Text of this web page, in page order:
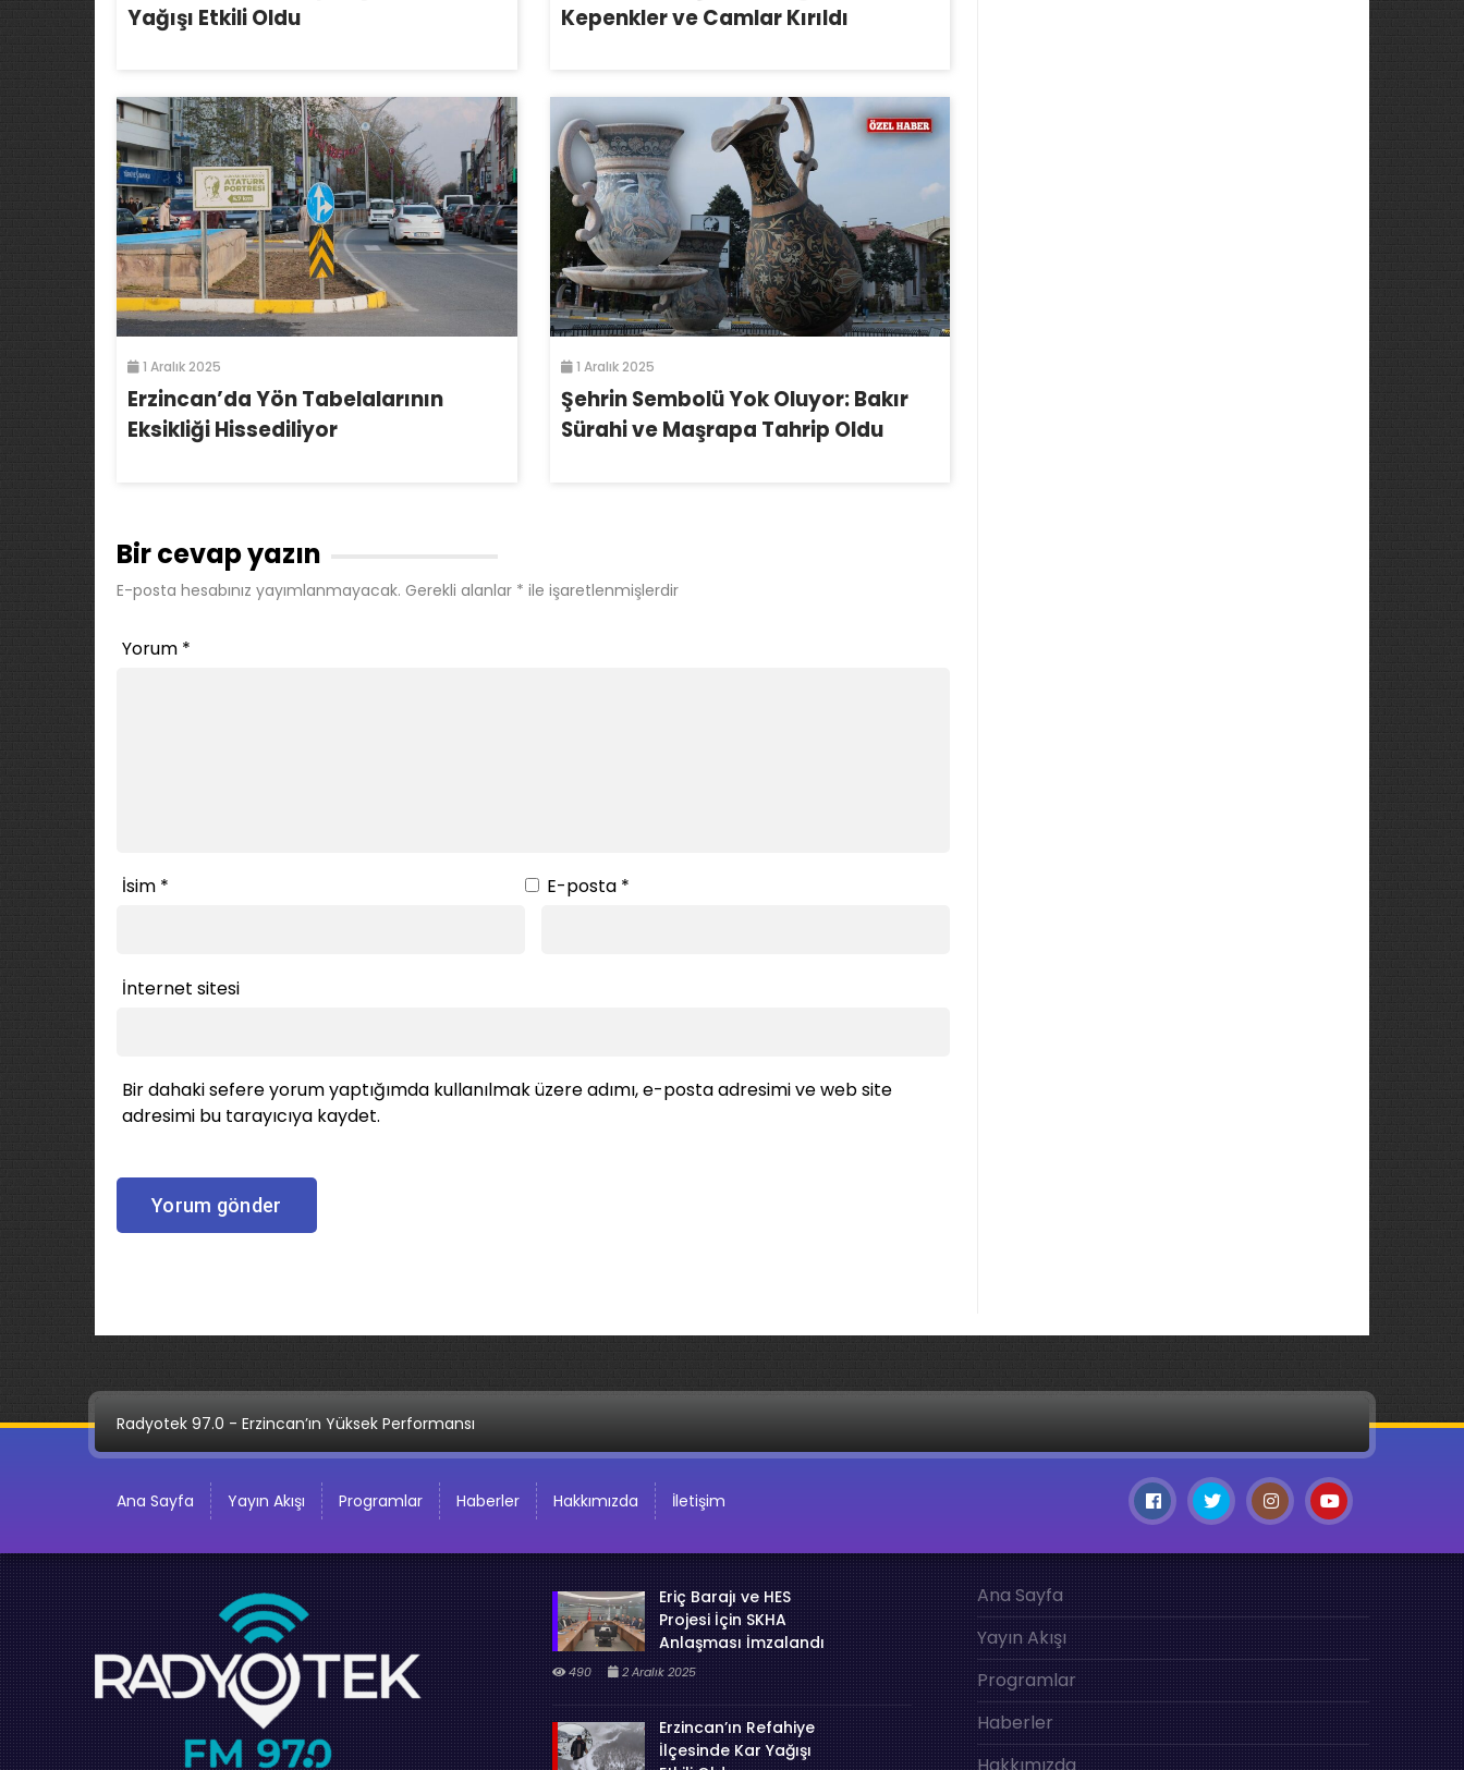
Yağışı Etkili Oldu
Kepenkler ve Camlar Kırıldı
1 Aralık 2025
Erzincan’da Yön Tabelalarının
Eksikliği Hissediliyor
1 Aralık 2025
Şehrin Sembolü Yok Oluyor: Bakır
Sürahi ve Maşrapa Tahrip Oldu
Bir cevap yazın
E-posta hesabınız yayımlanmayacak. Gerekli alanlar * ile işaretlenmişlerdir
Yorum *
İsim * E-posta *
İnternet sitesi
Bir dahaki sefere yorum yaptığımda kullanılmak üzere adımı, e-posta adresimi ve web site
adresimi bu tarayıcıya kaydet.
Radyotek 97.0 - Erzincan’ın Yüksek Performansı
Ana Sayfa Yayın Akışı Programlar Haberler Hakkımızda İletişim
Eriç Barajı ve HES
Projesi İçin SKHA
Anlaşması İmzalandı
490 2 Aralık 2025
Erzincan’ın Refahiye
İlçesinde Kar Yağışı
Ana Sayfa
Yayın Akışı
Programlar
Haberler
Hakkımızda